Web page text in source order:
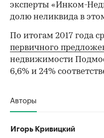
эксперты «Инком-
долю неликвида в
По итогам 2017 года
первичного
недвижимости
6,6% и 24%
Авторы
Игорь Кривицкий